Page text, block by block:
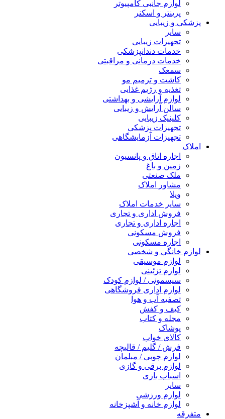
لوازم جانبی کامپیوتر
پرینتر و اسکنر
پزشکی و زیبایی
سایر
تجهیزات زیبایی
خدمات دندانپزشکی
خدمات درمانی و مراقبتی
سمعک
کاشت و ترمیم مو
تغذیه و رژیم غذایی
لوازم آرایشی و بهداشتی
سالن آرایش و زیبایی
کلینیک زیبایی
تجهیزات پزشکی
تجهیزات آزمایشگاهی
املاک
اجاره اتاق و پانسیون
زمین و باغ
ملک صنعتی
مشاور املاک
ویلا
سایر خدمات املاک
فروش اداری و تجاری
اجاره اداری و تجاری
فروش مسکونی
اجاره مسکونی
لوازم خانگی و شخصی
لوازم موسیقی
لوازم تزئینی
سیسمونی / لوازم کودک
لوازم اداری فروشگاهی
تصفیه آب و هوا
کیف و کفش
مجله و کتاب
پوشاک
کالای خواب
فرش / گلیم / قالیچه
لوازم چوبی / مبلمان
لوازم برقی و گازی
اسباب بازی
سایر
لوازم ورزشی
لوازم خانه و آشپزخانه
متفرقه